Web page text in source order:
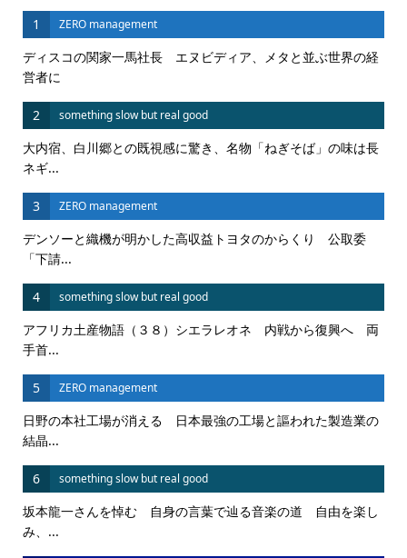
1 ZERO management
ディスコの関家一馬社長 エヌビディア、メタと並ぶ世界の経
営者に
2 something slow but real good
大内宿、白川郷との既視感に驚き、名物「ねぎそば」の味は長
ネギ...
3 ZERO management
デンソーと織機が明かした高収益トヨタのからくり 公取委
「下請...
4 something slow but real good
アフリカ土産物語（３８）シエラレオネ 内戦から復興へ 両
手首...
5 ZERO management
日野の本社工場が消える 日本最強の工場と謳われた製造業の
結晶...
6 something slow but real good
坂本龍一さんを悼む 自身の言葉で辿る音楽の道 自由を楽し
み、...